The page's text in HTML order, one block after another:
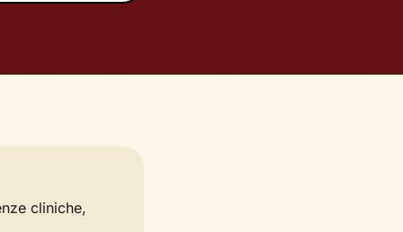
cliniche,